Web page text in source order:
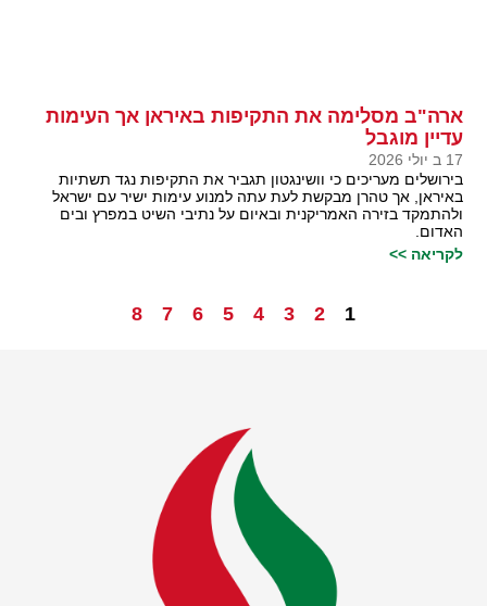
ארה"ב מסלימה את התקיפות באיראן אך העימות
עדיין מוגבל
17 ב יולי 2026
בירושלים מעריכים כי וושינגטון תגביר את התקיפות נגד תשתיות
באיראן, אך טהרן מבקשת לעת עתה למנוע עימות ישיר עם ישראל
ולהתמקד בזירה האמריקנית ובאיום על נתיבי השיט במפרץ ובים
האדום.
לקריאה >>
1
2
3
4
5
6
7
8